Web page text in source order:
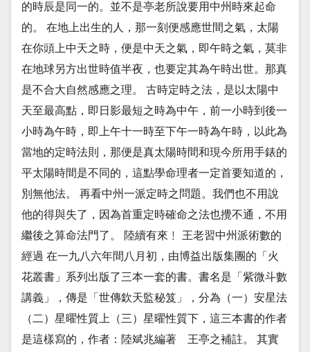
的時辰是同一的。並不是亭老所說要用中州時來起命
的。 在地上出生的人，那一刻便感應世間之氣，太陽
在你頭上中天之時，便是中天之氣，即午時之氣，莫非
在地球另方出世時值半夜，也要定其為午時出世。那真
是不合大自然感應之理。 古時定時之法，是以太陽中
天至最高點，即日影最短之時為中午，前一小時到後一
小時為午時，即上午十一時至下午一時為午時，以此為
當地的定時法則，那便是真太陽時間和現今所用手錶的
平太陽時間是不同的，這點學命理者一定首要知道的，
別無他法。 再看中州一派定時之問題。我們也不用說
他的得與失了，因為首重定時確命之法也攪不通，不用
繼後之算命法門了。 陸續有來﹗ 王老習中州派術數的
經過 在一九八六年間八月初，由博益出版集團的「火
花叢書」系列出版了三本一套的書。書名是「紫微斗數
講義」，傳是「世傳欽天監秘笈」，分為（一）安星法
（二）星曜性質上（三）星曜性質下，這三本書的作者
是這樣寫的，作者：陸斌兆編著 王亭之補註。 其實